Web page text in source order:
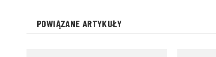
POWIĄZANE ARTYKUŁY